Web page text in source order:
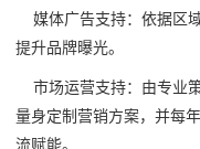
媒体广告支持：依据区
提升品牌曝光。
市场运营支持：由专业
量身定制营销方案，并每
流赋能。